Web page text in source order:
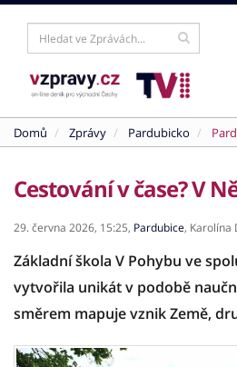
Domů Zprávy Pardubicko
Cestování v čase? V
29. června 2026, 15:25, Pardubice, Karolína
Základní škola V Pohybu ve
vytvořila unikát v podobě
směrem mapuje vznik Země,